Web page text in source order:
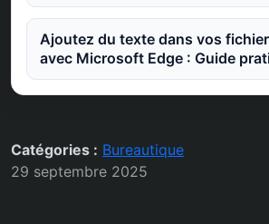
Ajoutez du texte dans vos
avec Microsoft Edge : Guide
Catégories : Bureautique
29 septembre 2025